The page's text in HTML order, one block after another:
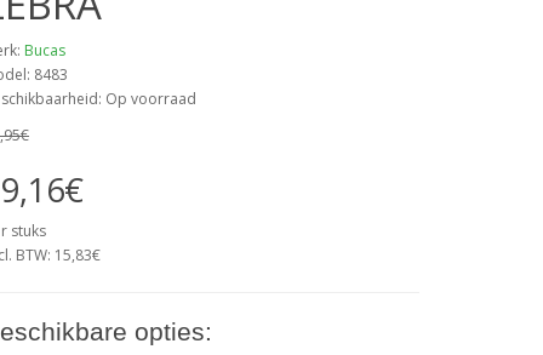
Bucas
8483
Op voorraad
stuks
BTW: 15,83€
opties: